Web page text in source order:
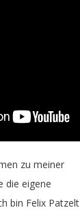
zu meiner
die eigene
bin Felix Patzelt